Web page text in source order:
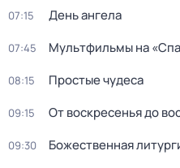
07:15 День ангела
07:45 Мультфильмы на
08:15 Простые чудеса
09:15 От воскресенья до
09:30 Божественная